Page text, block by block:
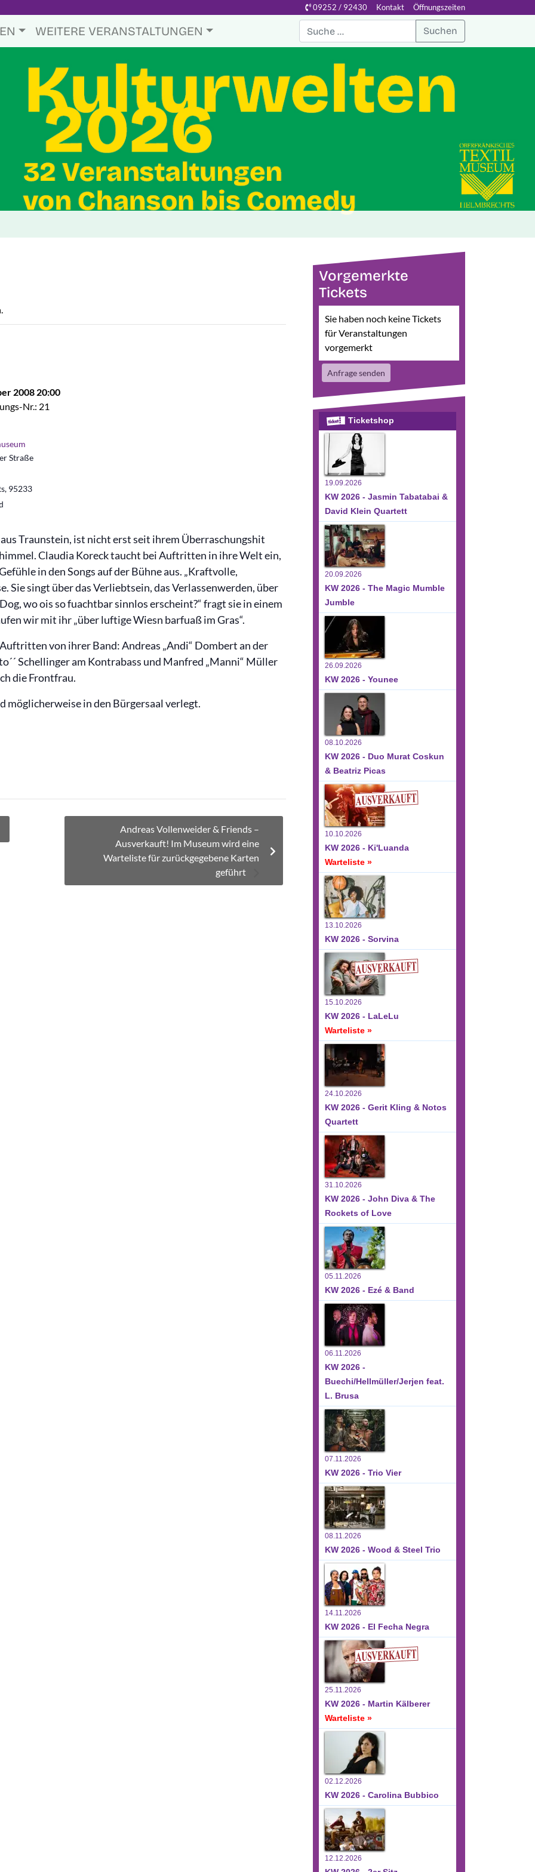
09252 / 92430 Kontakt Öffnungszeiten
WEITERE VERANSTALTUNGEN Suchen
2008 20:00
Nr.: 21
Straße
, 95233
Traunstein, ist nicht erst seit ihrem Überraschungshit
Claudia Koreck taucht bei Auftritten in ihre Welt ein,
in den Songs auf der Bühne aus. „Kraftvolle,
Sie singt über das Verliebtsein, das Verlassenwerden, über
wo ois so fuachtbar sinnlos erscheint?“ fragt sie in einem
wir mit ihr „über luftige Wiesn barfuaß im Gras“.
von ihrer Band: Andreas „Andi“ Dombert an der
Schellinger am Kontrabass und Manfred „Manni“ Müller
die Frontfrau.
in den Bürgersaal verlegt.
Andreas Vollenweider & Friends –
Ausverkauft! Im Museum wird eine
Warteliste für zurückgegebene Karten
geführt
Vorgemerkte
Tickets
Sie haben noch keine Tickets
für Veranstaltungen
vorgemerkt
Anfrage senden
Ticketshop
19.09.2026
KW 2026 - Jasmin Tabatabai &
David Klein Quartett
20.09.2026
KW 2026 - The Magic Mumble
Jumble
26.09.2026
KW 2026 - Younee
08.10.2026
KW 2026 - Duo Murat Coskun
& Beatriz Picas
10.10.2026
KW 2026 - Ki'Luanda
Warteliste »
13.10.2026
KW 2026 - Sorvina
15.10.2026
KW 2026 - LaLeLu
Warteliste »
24.10.2026
KW 2026 - Gerit Kling & Notos
Quartett
31.10.2026
KW 2026 - John Diva & The
Rockets of Love
05.11.2026
KW 2026 - Ezé & Band
06.11.2026
KW 2026 -
Buechi/Hellmüller/Jerjen feat.
L. Brusa
07.11.2026
KW 2026 - Trio Vier
08.11.2026
KW 2026 - Wood & Steel Trio
14.11.2026
KW 2026 - El Fecha Negra
25.11.2026
KW 2026 - Martin Kälberer
Warteliste »
02.12.2026
KW 2026 - Carolina Bubbico
12.12.2026